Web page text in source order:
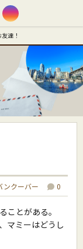
達！
ンクーバー 0
ことがある。
マミーはどうし